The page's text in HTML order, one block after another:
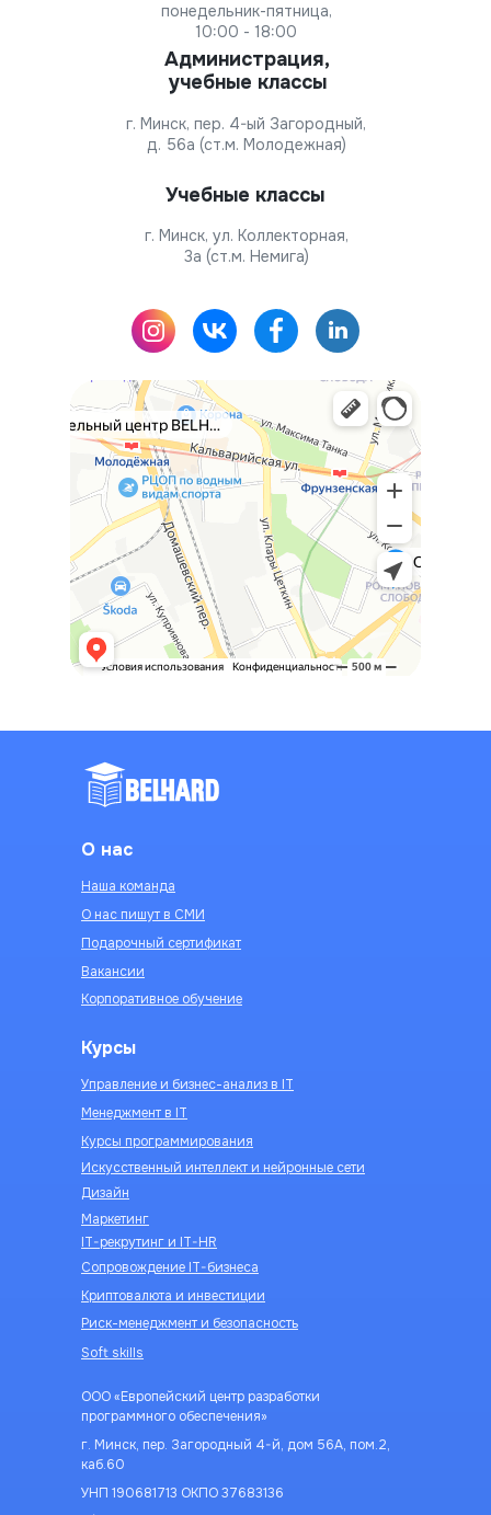
понедельник-пятница,
10:00 - 18:00
Учебные классы
г. Минск, ул. Коллекторная,
3а (ст.м. Немига)
Администрация,
учебные классы
г. Минск, пер. 4-ый Загородный,
д. 56а (ст.м. Молодежная)
г. Минск, пер. Загородный 4-й, дом 56А, пом.2,
каб.60
УНП 190681713 ОКПО 37683136
ООО «Европейский центр разработки
программного обеспечения»
О нас
Курсы
Наша команда
Корпоративное обучение
Вакансии
Подарочный сертификат
О нас пишут в СМИ
Управление и бизнес-анализ в IT
Soft skills
Криптовалюта и инвестиции
Риск-менеджмент и безопасность
Сопровождение IT-бизнеса
IT-рекрутинг и IT-HR
Маркетинг
Дизайн
Искусственный интеллект и нейронные сети
Курсы программирования
Менеджмент в IT